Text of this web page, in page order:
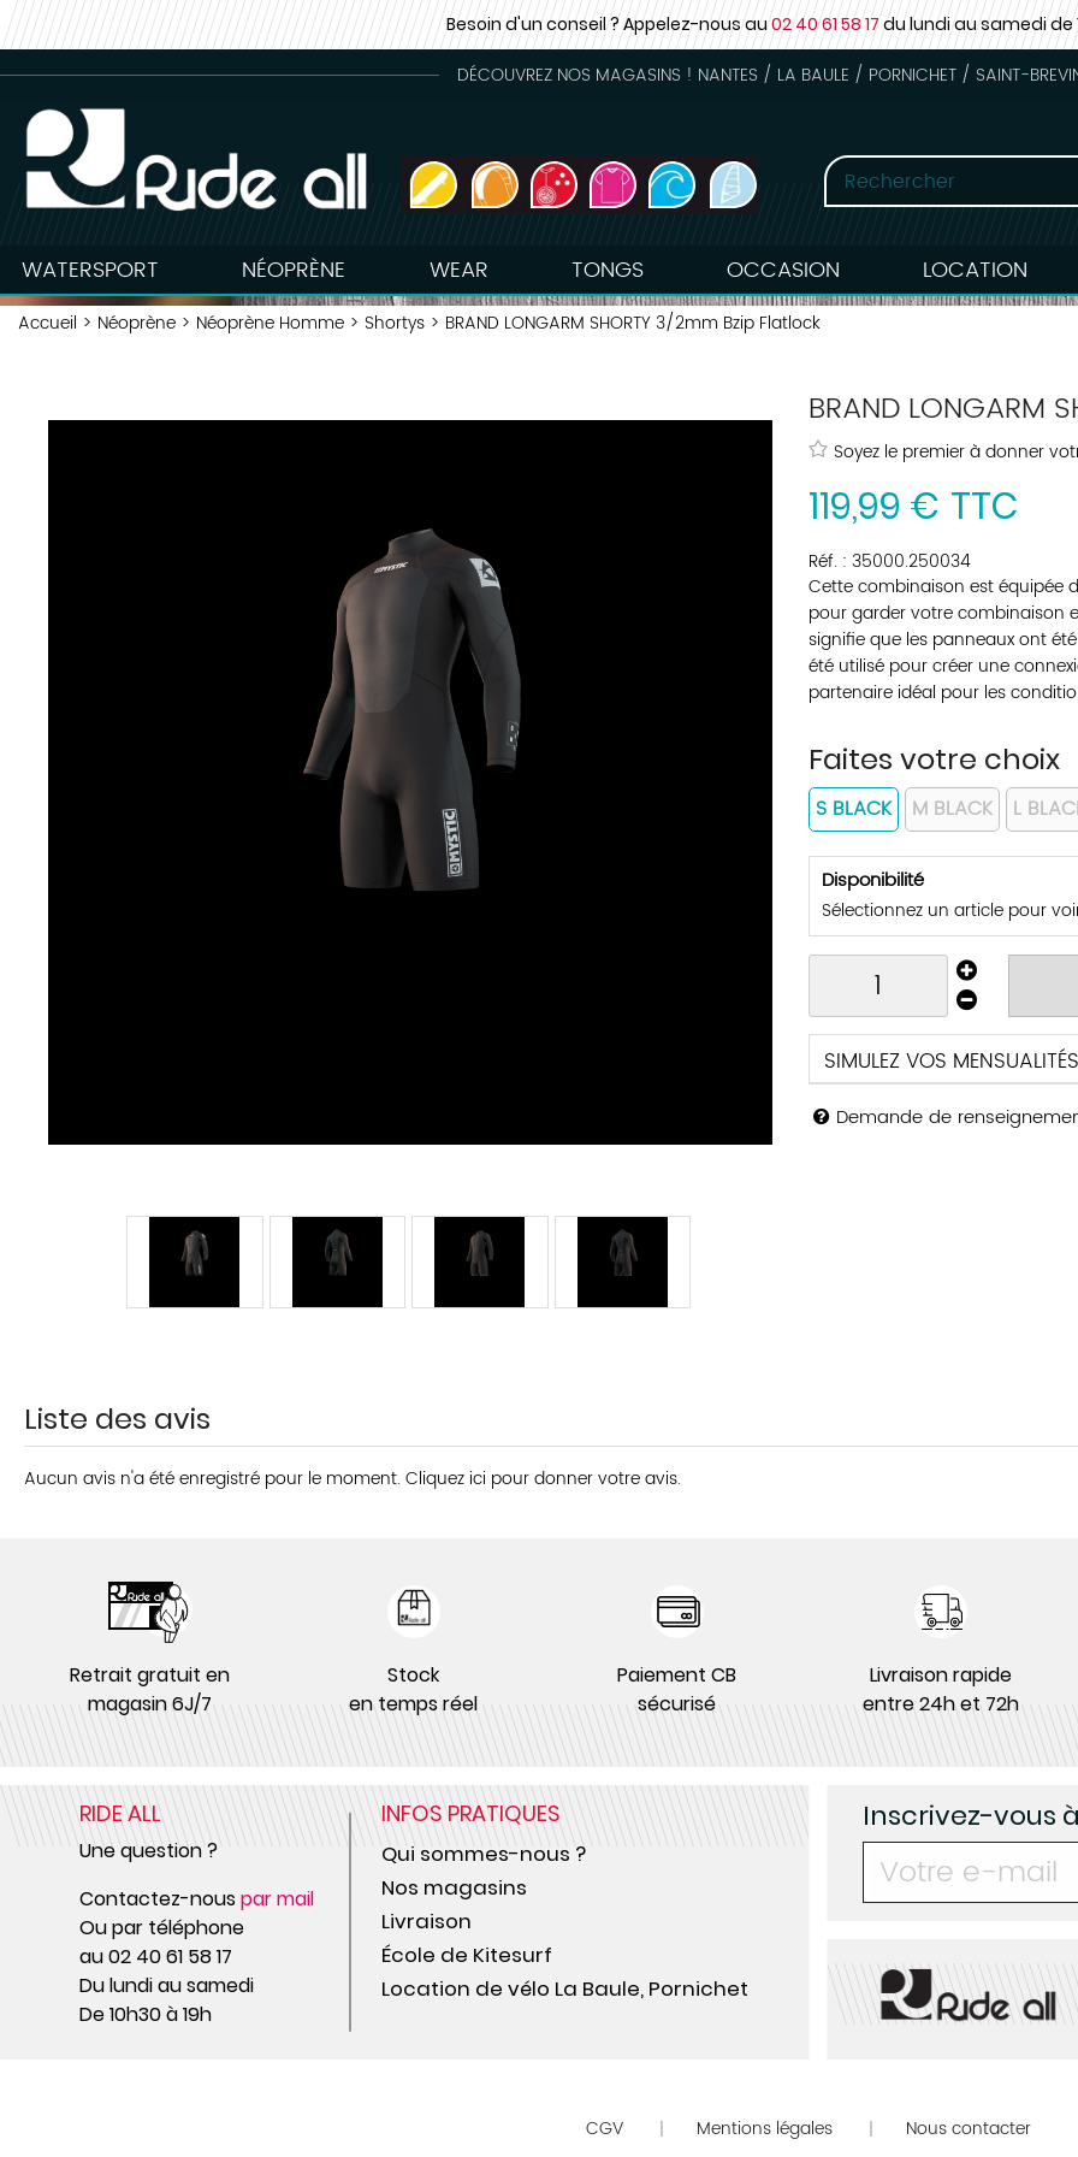
Besoin d'un conseil ? Appelez-nous au02 40 61 58 17 du lundi au samedide
DÉCOUVREZ NOS MAGASINS ! NANTES / LA BAULE / PORNICHET / SAINT-
WATERSPORT NÉOPRÈNE WEAR TONGS OCCASION LOCATION
Accueil > Néoprène > Néoprène Homme > Shortys > BRAND LONGARM SHORTY 3/2mm Bzip Flatlock
BRAND LONGARM
Soyez le premier à donner
119,99 € TTC
Réf. : 35000.250034
Cette combinaison est équipée
pour garder votre combinaison
signifie que les panneaux ont
été utilisé pour créer une
partenaire idéal pour les
Faites votre choix
S BLACK M BLACK L
Disponibilité
Sélectionnez un article pour
SIMULEZ VOS MENSUALITÉS
Demande de
Liste des avis
Aucun avis n'a été enregistré pour le moment. Cliquez ici pour donner votre avis.
Retrait gratuit en
magasin 6J/7
Stock
en temps réel
Paiement CB
sécurisé
Livraison rapide
entre 24h et 72h
RIDE ALL
Une question ?
Contactez-nouspar mail
Ou par téléphone
au 02 40 61 58 17
Du lundi au samedi
De 10h30 à 19h
INFOS PRATIQUES
Qui sommes-nous ?
Nos magasins
Livraison
École de Kitesurf
Location de vélo La Baule, Pornichet
Inscrivez-vous
CGV | Mentions légales | Nous contacter